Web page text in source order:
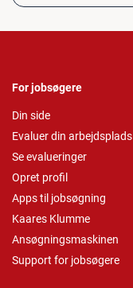
For jobsøgere
Din side
Evaluer din arbejdsplads
Se evalueringer
Opret profil
Apps til jobsøgning
Kaares Klumme
Ansøgningsmaskinen
Support for jobsøgere